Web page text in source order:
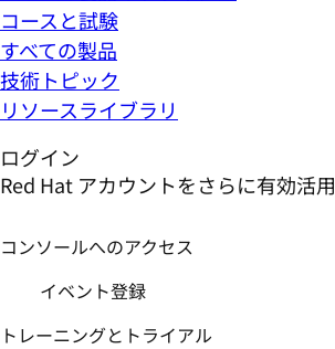
コースと試験
すべての製品
技術トピック
リソースライブラリ
ログイン
Red Hat アカウントをさらに有効活用
コンソールへのアクセス
イベント登録
トレーニングとトライアル